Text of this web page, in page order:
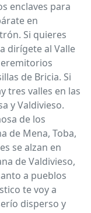
enclaves para
en
Si quieres
dirígete al Valle
de Bricia. Si
tres valles en las
y Valdivieso.
de los
de Mena, Toba,
se alzan en
de Valdivieso,
a pueblos
te voy a
disperso y